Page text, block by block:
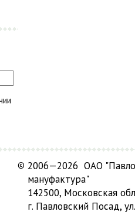
© 2006—2026 ОАО
мануфактура"
142500, Московская
г. Павловский Посад,